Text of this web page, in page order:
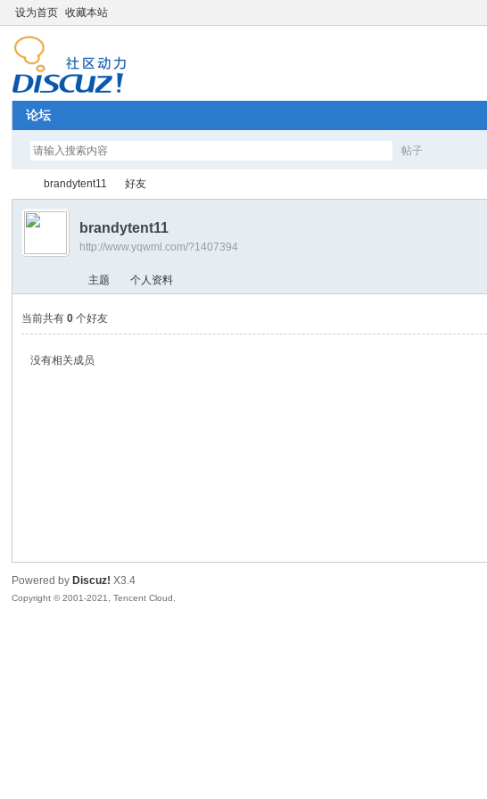
设为首页 收藏本站
论坛
帖子
›
brandytent11 好友
brandytent11
http://www.yqwml.com/?1407394
主题 个人资料
当前共有0 个好友
没有相关成员
Powered by Discuz! X3.4
Copyright © 2001-2021, Tencent Cloud.